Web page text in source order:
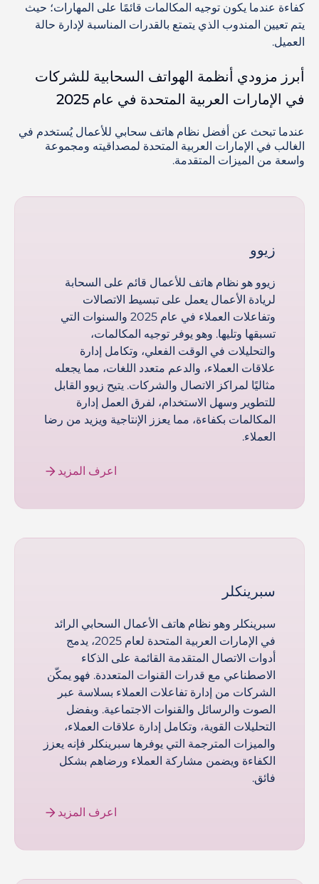
كفاءة عندما يكون توجيه المكالمات قائمًا على المهارات؛ حيث
يتم تعيين المندوب الذي يتمتع بالقدرات المناسبة لإدارة حالة
العميل.
أبرز مزودي أنظمة الهواتف السحابية للشركات
في الإمارات العربية المتحدة في عام 2025
عندما تبحث عن أفضل نظام هاتف سحابي للأعمال يُستخدم في
الغالب في الإمارات العربية المتحدة لمصداقيته ومجموعة
واسعة من الميزات المتقدمة.
زيوو
زيوو هو نظام هاتف للأعمال قائم على السحابة
لريادة الأعمال يعمل على تبسيط الاتصالات
وتفاعلات العملاء في عام 2025 والسنوات التي
تسبقها وتليها. وهو يوفر توجيه المكالمات،
والتحليلات في الوقت الفعلي، وتكامل إدارة
علاقات العملاء، والدعم متعدد اللغات، مما يجعله
مثاليًا لمراكز الاتصال والشركات. يتيح زيوو القابل
للتطوير وسهل الاستخدام، لفرق العمل إدارة
المكالمات بكفاءة، مما يعزز الإنتاجية ويزيد من رضا
العملاء.
اعرف المزيد
سبرينكلر
سبرينكلر وهو نظام هاتف الأعمال السحابي الرائد
في الإمارات العربية المتحدة لعام 2025، يدمج
أدوات الاتصال المتقدمة القائمة على الذكاء
الاصطناعي مع قدرات القنوات المتعددة. فهو يمكّن
الشركات من إدارة تفاعلات العملاء بسلاسة عبر
الصوت والرسائل والقنوات الاجتماعية. وبفضل
التحليلات القوية، وتكامل إدارة علاقات العملاء،
والميزات المترجمة التي يوفرها سبرينكلر فإنه يعزز
الكفاءة ويضمن مشاركة العملاء ورضاهم بشكل
فائق.
اعرف المزيد